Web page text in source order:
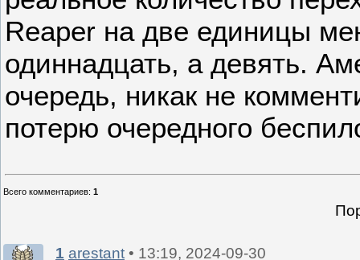
Reaper на две единицы
одиннадцать, а девять.
очередь, никак не
потерю очередного
Всего комментариев: 1
1 arestant • 13:19, 2024-09-30